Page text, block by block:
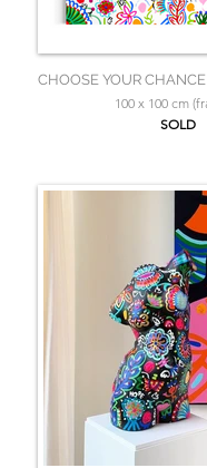
CHOOSE YOUR
100 x 100 cm
SOLD